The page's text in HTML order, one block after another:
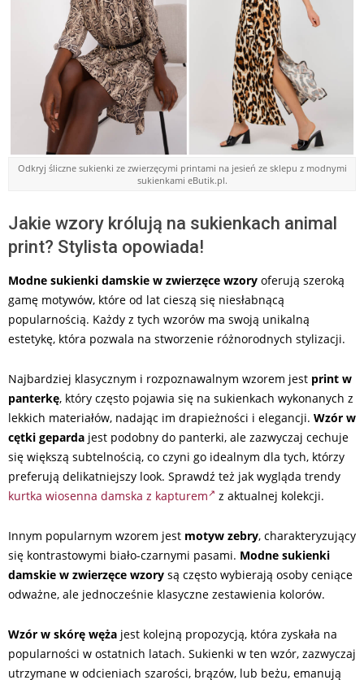
Odkryj śliczne sukienki ze zwierzęcymi printami na jesień ze sklepu z modnymi
sukienkami eButik.pl.
Jakie wzory królują na sukienkach animal
print? Stylista opowiada!
Modne sukienki damskie w zwierzęce wzory oferują szeroką
gamę motywów, które od lat cieszą się niesłabnącą
popularnością. Każdy z tych wzorów ma swoją unikalną
estetykę, która pozwala na stworzenie różnorodnych stylizacji.
Najbardziej klasycznym i rozpoznawalnym wzorem jest print w
panterkę, który często pojawia się na sukienkach wykonanych z
lekkich materiałów, nadając im drapieżności i elegancji. Wzór w
cętki geparda jest podobny do panterki, ale zazwyczaj cechuje
się większą subtelnością, co czyni go idealnym dla tych, którzy
preferują delikatniejszy look. Sprawdź też jak wygląda trendy
kurtka wiosenna damska z kapturem
z aktualnej kolekcji.
Innym popularnym wzorem jest motyw zebry, charakteryzujący
się kontrastowymi biało-czarnymi pasami. Modne sukienki
damskie w zwierzęce wzory są często wybierają osoby ceniące
odważne, ale jednocześnie klasyczne zestawienia kolorów.
Wzór w skórę węża jest kolejną propozycją, która zyskała na
popularności w ostatnich latach. Sukienki w ten wzór, zazwyczaj
utrzymane w odcieniach szarości, brązów, lub beżu, emanują